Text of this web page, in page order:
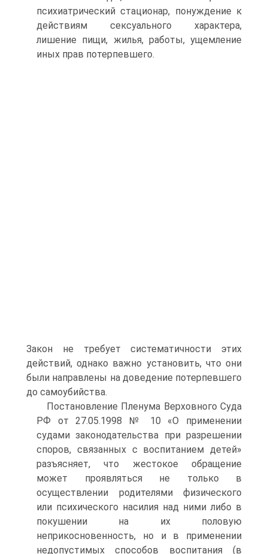
психиатрический стационар, понуждение к
действиям сексуального характера,
лишение пищи, жилья, работы, ущемление
иных прав потерпевшего.
Закон не требует систематичности этих
действий, однако важно установить, что они
были направлены на доведение потерпевшего
до самоубийства.
Постановление Пленума Верховного Суда
РФ от 27.05.1998 № 10 «О применении
судами законодательства при разрешении
споров, связанных с воспитанием детей»
разъясняет, что жестокое обращение
может проявляться не только в
осуществлении родителями физического
или психического насилия над ними либо в
покушении на их половую
неприкосновенность, но и в применении
недопустимых способов воспитания (в